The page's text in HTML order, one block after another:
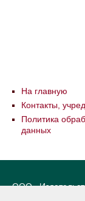
На главную
Контакты,
Политика
данных
ООО